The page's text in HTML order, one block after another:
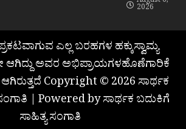
2026
ಎಲ್ಲ ಬರಹಗಳ ಹಕ್ಕುಸ್ವಾಮ್ಯ
ಅವರ ಅಭಿಪ್ರಾಯಗಳಹೊಣೆಗಾರಿಕೆ
Copyright © 2026 ಸಾರ್ಥಕ
| Powered by ಸಾರ್ಥಕ ಬದುಕಿಗೆ
ಸಾಹಿತ್ಯ ಸಂಗಾತಿ